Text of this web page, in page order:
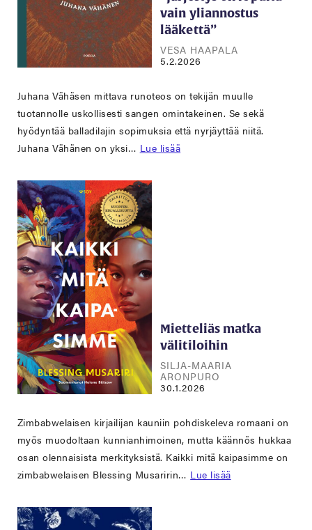
vain yliannostus
lääkettä”
VESA HAAPALA
5.2.2026
Juhana Vähäsen mittava runoteos on tekijän muulle
tuotannolle uskollisesti sangen omintakeinen. Se sekä
hyödyntää balladilajin sopimuksia että nyrjäyttää niitä.
Juhana Vähänen on yksi… Lue lisää
Mietteliäs matka
välitiloihin
SILJA-MAARIA
ARONPURO
30.1.2026
Zimbabwelaisen kirjailijan kauniin pohdiskeleva romaani on
myös muodoltaan kunnianhimoinen, mutta käännös hukkaa
osan olennaisista merkityksistä. Kaikki mitä kaipasimme on
zimbabwelaisen Blessing Musaririn… Lue lisää